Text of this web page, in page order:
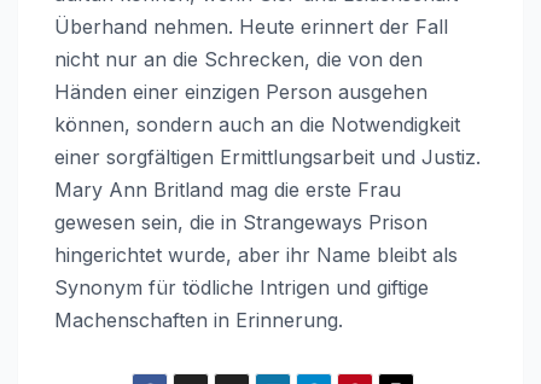
Überhand nehmen. Heute erinnert der Fall
nicht nur an die Schrecken, die von den
Händen einer einzigen Person ausgehen
können, sondern auch an die Notwendigkeit
einer sorgfältigen Ermittlungsarbeit und Justiz.
Mary Ann Britland mag die erste Frau
gewesen sein, die in Strangeways Prison
hingerichtet wurde, aber ihr Name bleibt als
Synonym für tödliche Intrigen und giftige
Machenschaften in Erinnerung.